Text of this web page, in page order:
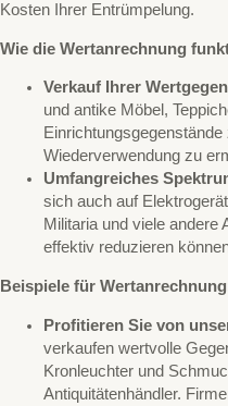
Kosten Ihrer Entrümpelung.
Wie die Wertanrechnung
Verkauf Ihrer
und antike Möbel,
Wiederverwendung zu
Umfangreiches
sich auch auf
Militaria und viele andere
effektiv reduzieren
Beispiele für
Profitieren Sie von
verkaufen wertvolle
Kronleuchter und
Antiquitätenhändler.